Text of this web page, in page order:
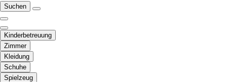
Suchen
Kinderbetreuung
Zimmer
Kleidung
Schuhe
Spielzeug